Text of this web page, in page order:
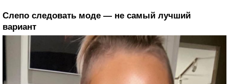
Слепо следовать моде — не самый лучший
вариант